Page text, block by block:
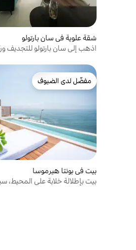
شقة علوية في سان بارتولو
اذهب إلى سان بارتولو للتجديف
مفضّل لدى الضيوف
مفضّل لدى الضيوف
بيت في بونتا هيرموسا
بيت بإطلالة خلابة على المحيط،